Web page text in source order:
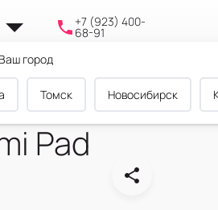
город
Томск Новосибирск
+7 (923) 400-
68-91
Cравнение Корзина
Pad